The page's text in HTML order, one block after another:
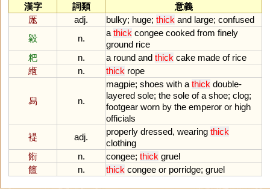
漢字
詞類
意義
厖
adj. bulky; huge; thick and large; confused
毇
n.
a thick congee cooked from finely
ground rice
粑
n. a round and thick cake made of rice
緪
n. thick rope
舄 n.
magpie; shoes with a thick double-
layered sole; the sole of a shoe; clog;
footgear worn by the emperor or high
officials
褆
adj.
properly dressed, wearing thick
clothing
餰
n. congee; thick gruel
饘
n. thick congee or porridge; gruel